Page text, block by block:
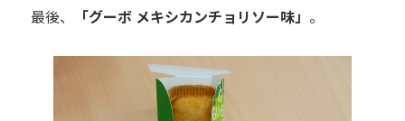
最後、
「グーボ メキシカンチョリソー味」 。